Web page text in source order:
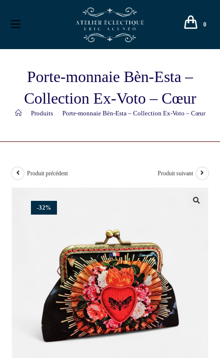
0
Porte-monnaie Bèn-Esta –
Collection Ex-Voto – Cœur
Produits Porte-monnaie Bèn-Esta – Collection Ex-Voto – Cœur
-32%
Produit précédent Produit suivant